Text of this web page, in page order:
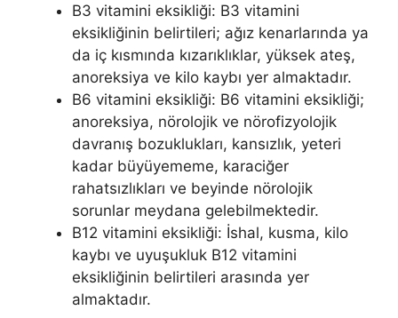
B3 vitamini eksikliği: B3 vitamini
eksikliğinin belirtileri; ağız kenarlarında ya
da iç kısmında kızarıklıklar, yüksek ateş,
anoreksiya ve kilo kaybı yer almaktadır.
B6 vitamini eksikliği: B6 vitamini eksikliği;
anoreksiya, nörolojik ve nörofizyolojik
davranış bozuklukları, kansızlık, yeteri
kadar büyüyememe, karaciğer
rahatsızlıkları ve beyinde nörolojik
sorunlar meydana gelebilmektedir.
B12 vitamini eksikliği: İshal, kusma, kilo
kaybı ve uyuşukluk B12 vitamini
eksikliğinin belirtileri arasında yer
almaktadır.